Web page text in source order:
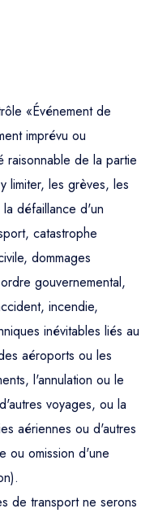
«Événement de
imprévu ou
raisonnable de la partie
limiter, les grèves, les
défaillance d'un
catastrophe
dommages
gouvernemental,
incendie,
inévitables liés au
aéroports ou les
l'annulation ou le
voyages, ou la
aériennes ou d'autres
ou omission d'une
de transport ne serons